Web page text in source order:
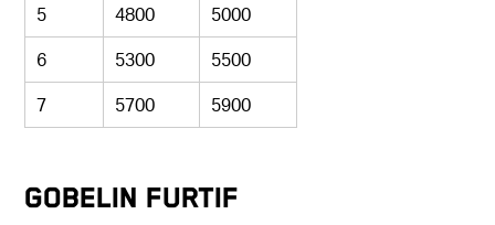
5
4800
5000
6
5300
5500
7
5700 5900
Gobelin furtif